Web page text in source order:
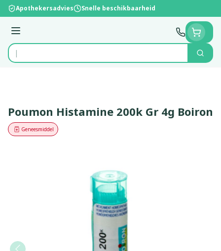
Ga naar de inhoud
Apothekersadvies Snelle beschikbaarheid
Menu
Product, merk, categorie...
Zoek
Poumon Histamine 200k Gr 4g Boiron
Geneesmiddel